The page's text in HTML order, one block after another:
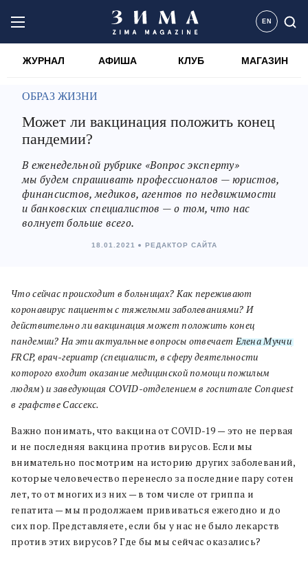
EN
ЖУРНАЛ АФИША КЛУБ МАГАЗИН
ОБРАЗ ЖИЗНИ
Может ли вакцинация положить конец
пандемии?
В еженедельной рубрике «Вопрос эксперту»
мы будем спрашивать профессионалов — юристов,
финансистов, медиков, агентов по недвижимости
и банковских специалистов — о том, что нас
волнует больше всего.
18.01.2021 РЕДАКТОР САЙТА
Что сейчас происходит в больницах? Как переживают
коронавирус пациенты с тяжелыми заболеваниями? И
действительно ли вакцинация может положить конец
пандемии? На эти актуальные вопросы отвечает Елена Муччи,
FRCP, врач-гериатр (специалист, в сферу деятельности
которого входит оказание медицинской помощи пожилым
людям)и заведующая COVID-отделением в госпитале Conquest
в графстве Сассекс.
Важно понимать, что вакцина от COVID-19 — это не первая
и не последняя вакцина против вирусов. Если мы
внимательно посмотрим на историю других заболеваний,
которые человечество перенесло за последние пару сотен
лет, то от многих из них — в том числе от гриппа и
гепатита — мы продолжаем прививаться ежегодно и до
сих пор. Представляете, если бы у нас не было лекарств
против этих вирусов? Где бы мы сейчас оказались?